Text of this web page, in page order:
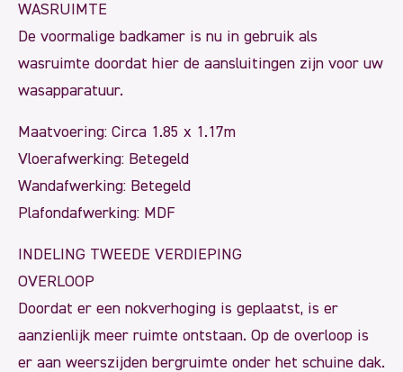
WASRUIMTE
De voormalige badkamer is nu in gebruik als
wasruimte doordat hier de aansluitingen zijn voor uw
wasapparatuur.
Maatvoering: Circa 1.85 x 1.17m
Vloerafwerking: Betegeld
Wandafwerking: Betegeld
Plafondafwerking: MDF
INDELING TWEEDE VERDIEPING
OVERLOOP
Doordat er een nokverhoging is geplaatst, is er
aanzienlijk meer ruimte ontstaan. Op de overloop is
er aan weerszijden bergruimte onder het schuine dak.